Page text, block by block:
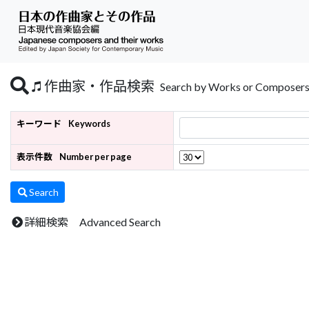
作曲家・作品検索 Search by Works or Composers
キーワード Keywords
表示件数 Number per page
Search
詳細検索 Advanced Search